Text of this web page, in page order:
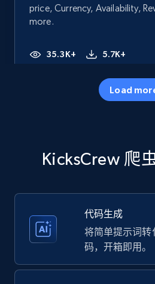
price, Currency, Availability,
more.
35.3K+ 5.7K+
price, Currency, Availability,
Amazon products -
Load
KicksCrew 爬
代码生成
将简单提示词
码，开箱即用。